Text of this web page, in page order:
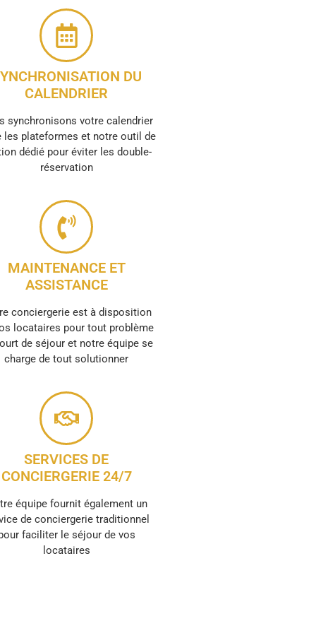
DU
CALENDRIER
synchronisons votre calendrier
les plateformes et notre outil de
dédié pour éviter les double-
réservation
MAINTENANCE ET
ASSISTANCE
conciergerie est à disposition
locataires pour tout problème
de séjour et notre équipe se
charge de tout solutionner
SERVICES DE
CONCIERGERIE 24/7
équipe fournit également un
de conciergerie traditionnel
faciliter le séjour de vos
locataires